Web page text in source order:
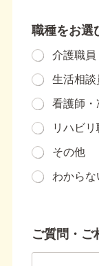
ー
ル
ア
ド
レ
ス
職
種
を
選
く
。
ご
質
職種をお選
介護職員
生活相談
看護師・
リハビリ
その他
わからな
ご質問・